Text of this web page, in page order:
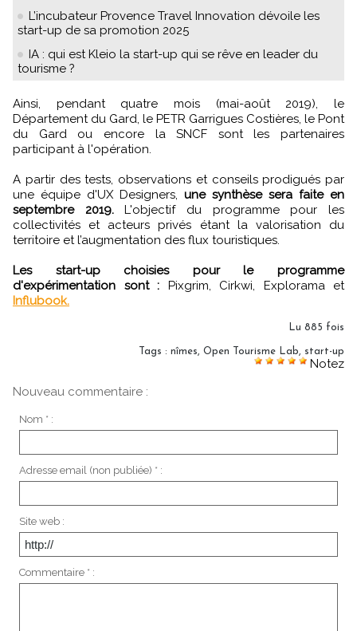
L’incubateur Provence Travel Innovation dévoile les
start-up de sa promotion 2025
IA : qui est Kleio la start-up qui se rêve en leader du
tourisme ?
Ainsi, pendant quatre mois (mai-août 2019), le
Département du Gard, le PETR Garrigues Costières, le Pont
du Gard ou encore la SNCF sont les partenaires
participant à l'opération.
A partir des tests, observations et conseils prodigués par
une équipe d'UX Designers,
une synthèse sera faite en
septembre 2019.L'objectif du programme pour les
collectivités et acteurs privés étant la valorisation du
territoire et l’augmentation des flux touristiques.
Les start-up choisies pour le programme
d'expérimentation sont : Pixgrim, Cirkwi, Explorama et
Influbook.
Lu 885 fois
Tags : nîmes Open Tourisme Lab start-up
Notez
Nouveau commentaire :
Nom * :
Adresse email (non publiée) * :
Site web :
Commentaire * :